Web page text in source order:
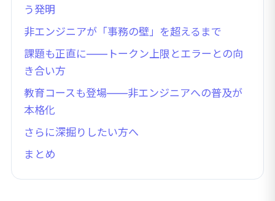
う発明
非エンジニアが「事務の壁」を超えるまで
課題も正直に——トークン上限とエラーとの向
き合い方
教育コースも登場——非エンジニアへの普及が
本格化
さらに深掘りしたい方へ
まとめ